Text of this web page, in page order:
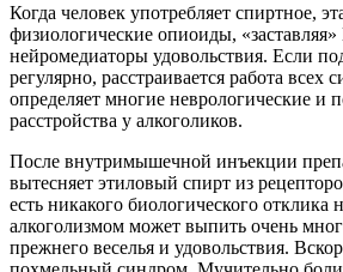
Когда человек употребляет спиртное,
физиологические опиоиды,
нейромедиаторы удовольствия. Если
регулярно, расстраивается работа всех
определяет многие неврологические и
расстройства у алкоголиков.
После внутримышечной инъекции
вытесняет этиловый спирт из
есть никакого биологического отклика
алкоголизмом может выпить очень
прежнего веселья и удовольствия.